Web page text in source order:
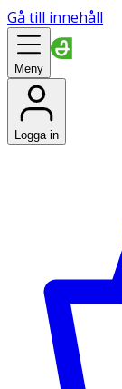
Gå till innehåll
Meny
Logga in